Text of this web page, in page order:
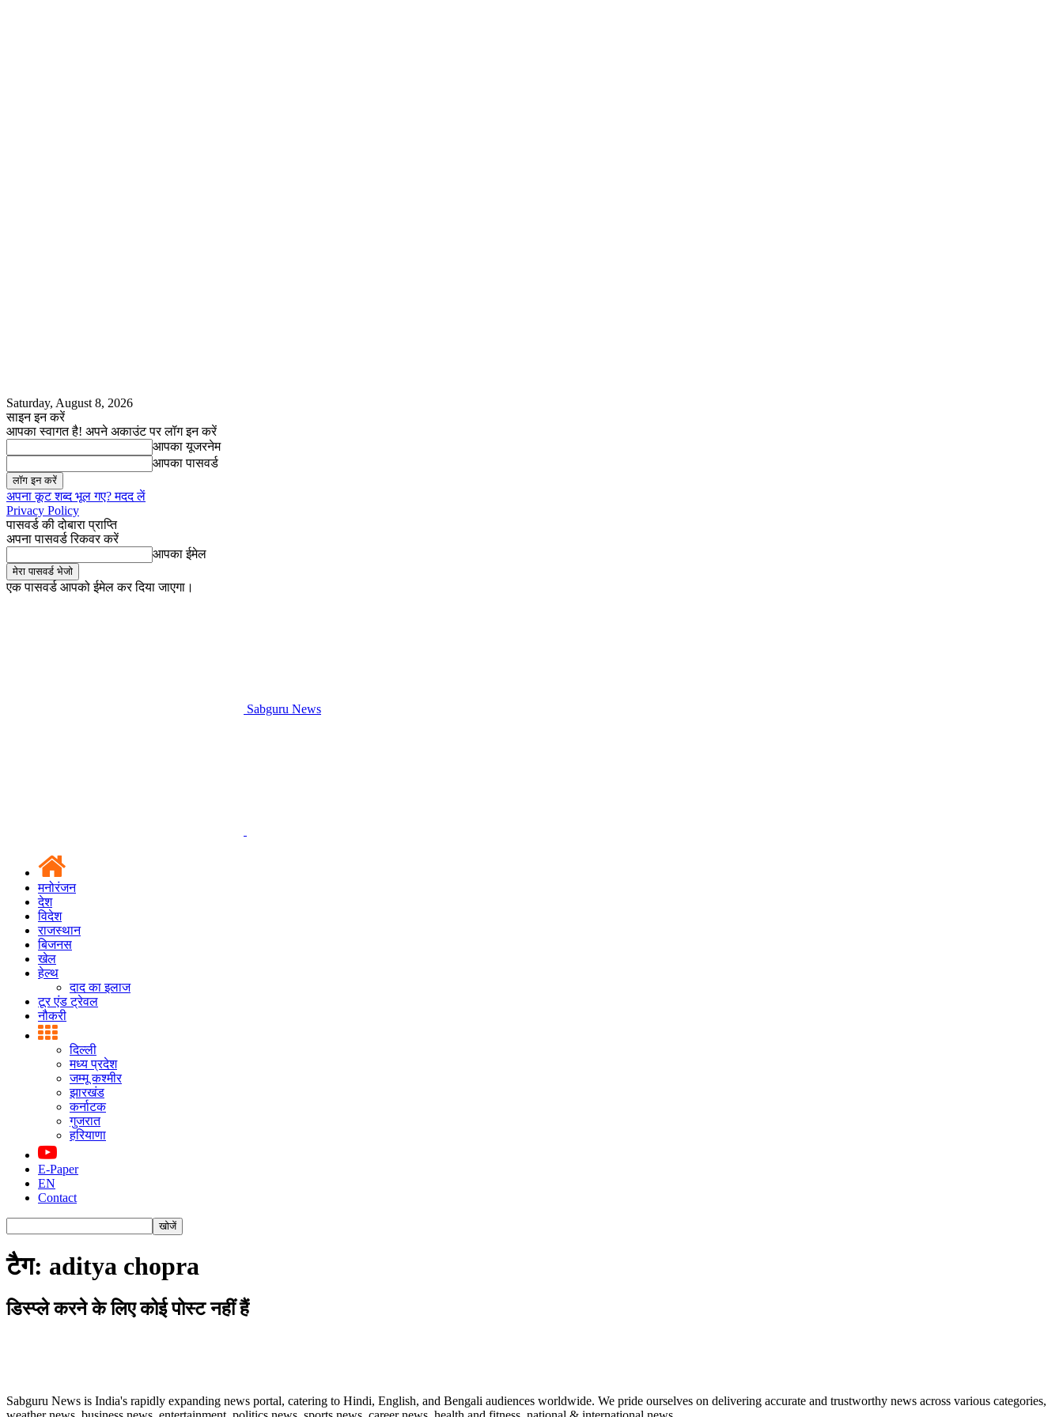
Saturday, August 8, 2026
साइन इन करें
आपका स्वागत है! अपने अकाउंट पर लॉग इन करें
आपका यूजरनेम
आपका पासवर्ड
अपना कूट शब्द भूल गए? मदद लें
Privacy Policy
पासवर्ड की दोबारा प्राप्ति
अपना पासवर्ड रिकवर करें
आपका ईमेल
एक पासवर्ड आपको ईमेल कर दिया जाएगा।
Sabguru News
मनोरंजन
देश
विदेश
राजस्थान
बिजनस
खेल
हेल्थ
दाद का इलाज
टूर एंड ट्रेवल
नौकरी
दिल्ली
मध्य प्रदेश
जम्मू कश्मीर
झारखंड
कर्नाटक
गुजरात
हरियाणा
E-Paper
EN
Contact
टैग: aditya chopra
डिस्प्ले करने के लिए कोई पोस्ट नहीं हैं
Sabguru News is India's rapidly expanding news portal, catering to Hindi, English, and Bengali audiences worldwide. We pride ourselves on delivering accurate and trustworthy news across various categories,